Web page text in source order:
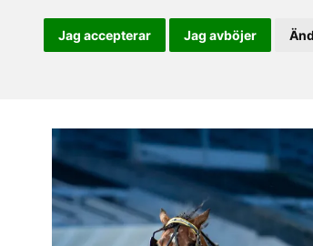
Jag accepterar Jag avböjer